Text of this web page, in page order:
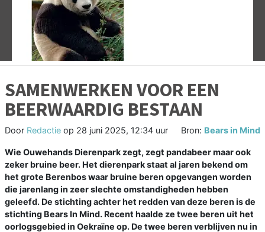
SAMENWERKEN VOOR EEN
BEERWAARDIG BESTAAN
Door Redactie op 28 juni 2025, 12:34 uur Bron: Bears in Mind
Wie Ouwehands Dierenpark zegt, zegt pandabeer maar ook
zeker bruine beer. Het dierenpark staat al jaren bekend om
het grote Berenbos waar bruine beren opgevangen worden
die jarenlang in zeer slechte omstandigheden hebben
geleefd. De stichting achter het redden van deze beren is de
stichting Bears In Mind. Recent haalde ze twee beren uit het
oorlogsgebied in Oekraïne op. De twee beren verblijven nu in